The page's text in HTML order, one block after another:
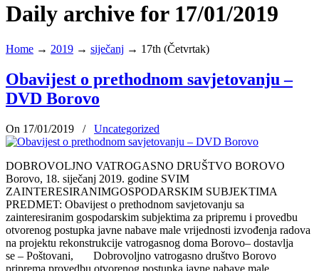
Daily archive for 17/01/2019
Home → 2019 → siječanj → 17th (Četvrtak)
Obavijest o prethodnom savjetovanju –
DVD Borovo
On 17/01/2019 / Uncategorized
DOBROVOLJNO VATROGASNO DRUŠTVO BOROVO
Borovo, 18. siječanj 2019. godine SVIM
ZAINTERESIRANIMGOSPODARSKIM SUBJEKTIMA
PREDMET: Obavijest o prethodnom savjetovanju sa
zainteresiranim gospodarskim subjektima za pripremu i provedbu
otvorenog postupka javne nabave male vrijednosti izvođenja radova
na projektu rekonstrukcije vatrogasnog doma Borovo– dostavlja
se – Poštovani, Dobrovoljno vatrogasno društvo Borovo
priprema provedbu otvorenog postupka javne nabave male